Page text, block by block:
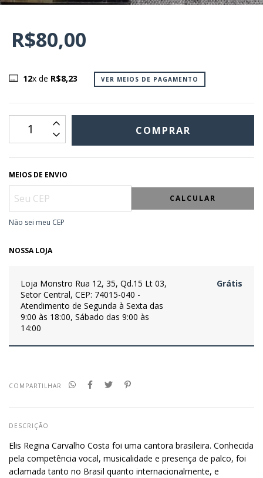
R$80,00
12x de R$8,23 VER MEIOS DE PAGAMENTO
MEIOS DE ENVIO
CALCULAR
Não sei meu CEP
NOSSA LOJA
Loja Monstro Rua 12, 35, Qd.15 Lt 03,
Setor Central, CEP: 74015-040 -
Atendimento de Segunda à Sexta das
9:00 às 18:00, Sábado das 9:00 às
14:00
Grátis
COMPARTILHAR
DESCRIÇÃO
Elis Regina Carvalho Costa foi uma cantora brasileira. Conhecida
pela competência vocal, musicalidade e presença de palco, foi
aclamada tanto no Brasil quanto internacionalmente, e